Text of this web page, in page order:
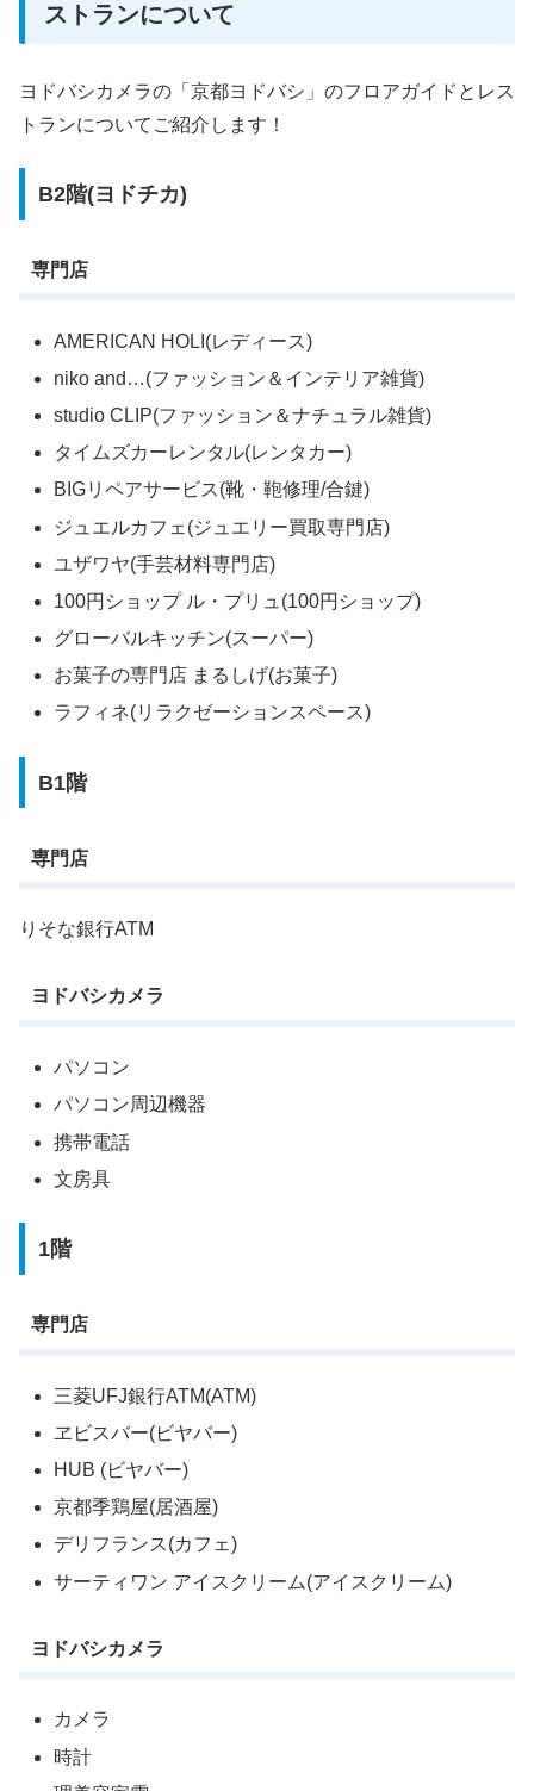
ストランについて
ヨドバシカメラの「京都ヨドバシ」のフロアガイドとレス
トランについてご紹介します！
B2階(ヨドチカ)
専門店
AMERICAN HOLI(レディース)
niko and…(ファッション＆インテリア雑貨)
studio CLIP(ファッション＆ナチュラル雑貨)
タイムズカーレンタル(レンタカー)
BIGリペアサービス(靴・鞄修理/合鍵)
ジュエルカフェ(ジュエリー買取専門店)
ユザワヤ(手芸材料専門店)
100円ショップ ル・プリュ(100円ショップ)
グローバルキッチン(スーパー)
お菓子の専門店 まるしげ(お菓子)
ラフィネ(リラクゼーションスペース)
B1階
専門店
りそな銀行ATM
ヨドバシカメラ
パソコン
パソコン周辺機器
携帯電話
文房具
1階
専門店
三菱UFJ銀行ATM(ATM)
ヱビスバー(ビヤバー)
HUB (ビヤバー)
京都季鶏屋(居酒屋)
デリフランス(カフェ)
サーティワン アイスクリーム(アイスクリーム)
ヨドバシカメラ
カメラ
時計